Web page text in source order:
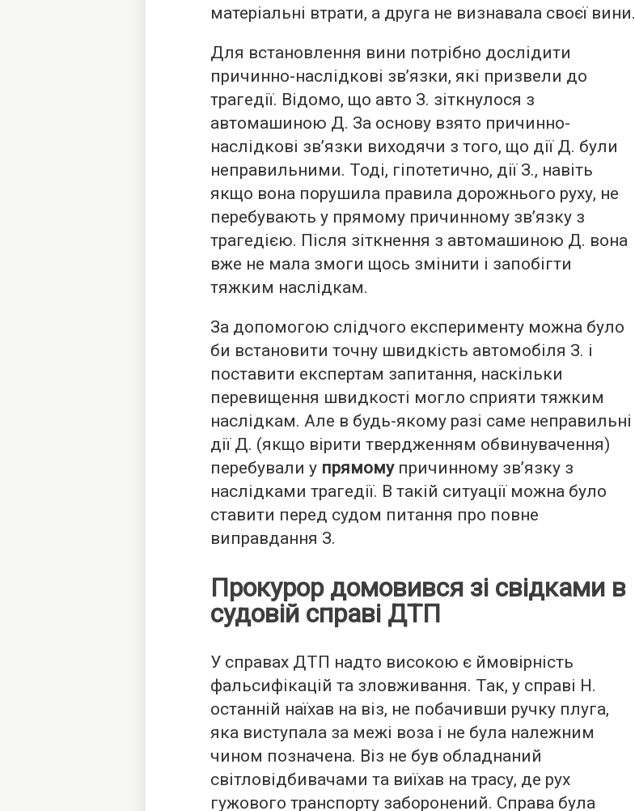
матеріальні втрати, а друга не визнавала своєї вини.
Для встановлення вини потрібно дослідити
причинно-наслідкові зв’язки, які призвели до
трагедії. Відомо, що авто З. зіткнулося з
автомашиною Д. За основу взято причинно-
наслідкові зв’язки виходячи з того, що дії Д. були
неправильними. Тоді, гіпотетично, дії З., навіть
якщо вона порушила правила дорожнього руху, не
перебувають у прямому причинному зв’язку з
трагедією. Після зіткнення з автомашиною Д. вона
вже не мала змоги щось змінити і запобігти
тяжким наслідкам.
За допомогою слідчого експерименту можна було
би встановити точну швидкість автомобіля З. і
поставити експертам запитання, наскільки
перевищення швидкості могло сприяти тяжким
наслідкам. Але в будь-якому разі саме неправильні
дії Д. (якщо вірити твердженням обвинувачення)
перебували у прямомупричинному зв’язку з
наслідками трагедії. В такій ситуації можна було
ставити перед судом питання про повне
виправдання З.
Прокурор домовився зі свідками в
судовій справі ДТП
У справах ДТП надто високою є ймовірність
фальсифікацій та зловживання. Так, у справі Н.
останній наїхав на віз, не побачивши ручку плуга,
яка виступала за межі воза і не була належним
чином позначена. Віз не був обладнаний
світловідбивачами та виїхав на трасу, де рух
гужового транспорту заборонений. Справа була